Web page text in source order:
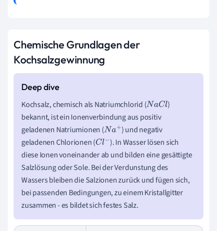
Chemische Grundlagen der
Kochsalzgewinnung
Kochsalz, chemisch als Natriumchlorid (NaCl
)
bekannt, ist ein Ionenverbindung aus positiv
geladenen Natriumionen (Na+ ) und negativ
geladenen Chlorionen (Cl− ). In Wasser lösen sich
diese Ionen voneinander ab und bilden eine gesättigte
Salzlösung oder Sole. Bei der Verdunstung des
Wassers bleiben die Salzionen zurück und fügen sich,
bei passenden Bedingungen, zu einem Kristallgitter
zusammen - es bildet sich festes Salz.